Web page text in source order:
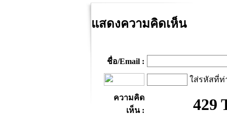
แสดงความคิดเห็น
ชื่อ/Email :
ใส่รหัสที่ท่
ความคิด
เห็น :